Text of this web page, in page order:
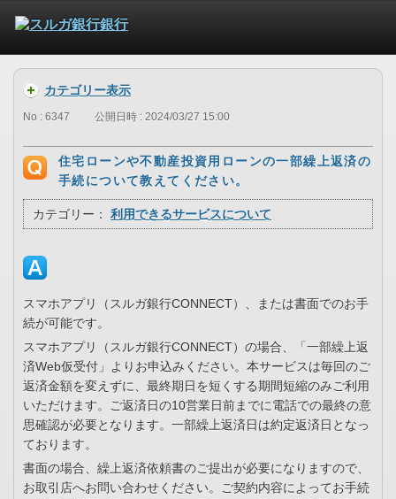
カテゴリー表示
No : 6347 公開日時 : 2024/03/27 15:00
住宅ローンや不動産投資用ローンの一部繰上返済の
手続について教えてください。
カテゴリー： 利用できるサービスについて
スマホアプリ（スルガ銀行CONNECT）、または書面でのお手
続が可能です。
スマホアプリ（スルガ銀行CONNECT）の場合、「一部繰上返
済Web仮受付」よりお申込みください。本サービスは毎回のご
返済金額を変えずに、最終期日を短くする期間短縮のみご利用
いただけます。ご返済日の10営業日前までに電話での最終の意
思確認が必要となります。一部繰上返済日は約定返済日となっ
ております。
書面の場合、繰上返済依頼書のご提出が必要になりますので、
お取引店へお問い合わせください。ご契約内容によってお手続